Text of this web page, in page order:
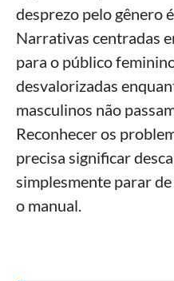
desprezo pelo gênero
Narrativas centradas
para o público
desvalorizadas
masculinos não
Reconhecer os
precisa significar
simplesmente parar
o manual.